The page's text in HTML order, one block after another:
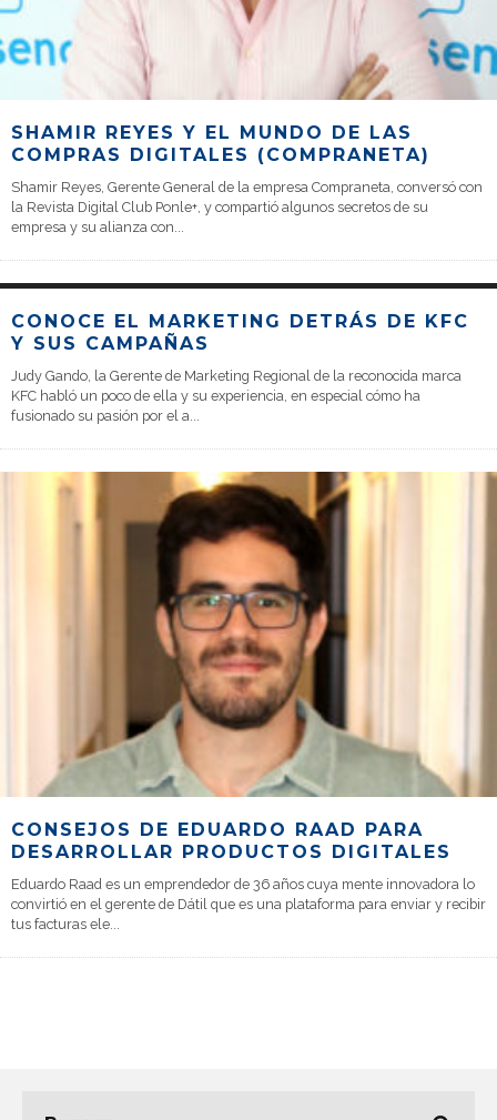
SHAMIR REYES Y EL MUNDO DE LAS
COMPRAS DIGITALES (COMPRANETA)
Shamir Reyes, Gerente General de la empresa Compraneta, conversó con
la Revista Digital Club Ponle+, y compartió algunos secretos de su
empresa y su alianza con
CONOCE EL MARKETING DETRÁS DE KFC
Y SUS CAMPAÑAS
Judy Gando, la Gerente de Marketing Regional de la reconocida marca
KFC habló un poco de ella y su experiencia, en especial cómo ha
fusionado su pasión por el a
CONSEJOS DE EDUARDO RAAD PARA
DESARROLLAR PRODUCTOS DIGITALES
Eduardo Raad es un emprendedor de 36 años cuya mente innovadora lo
convirtió en el gerente de Dátil que es una plataforma para enviar y recibir
tus facturas ele